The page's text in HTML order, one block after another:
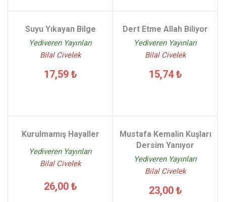
Suyu Yıkayan Bilge
Yediveren Yayınları
Bilal Civelek
17,59 ₺
Dert Etme Allah Biliyor
Yediveren Yayınları
Bilal Civelek
15,74 ₺
Kurulmamış Hayaller
Yediveren Yayınları
Bilal Civelek
26,00 ₺
Mustafa Kemalin Kuşları
Dersim Yanıyor
Yediveren Yayınları
Bilal Civelek
23,00 ₺